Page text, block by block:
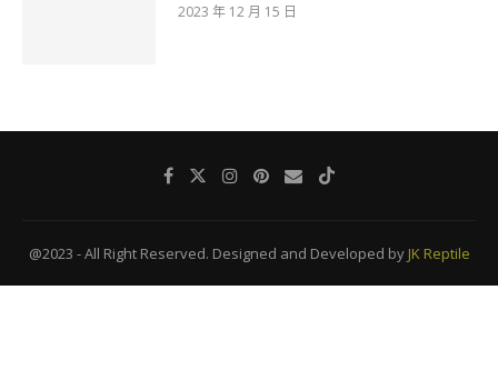
2023 年 12 月 15 日
@2023 - All Right Reserved. Designed and Developed by JK Reptile